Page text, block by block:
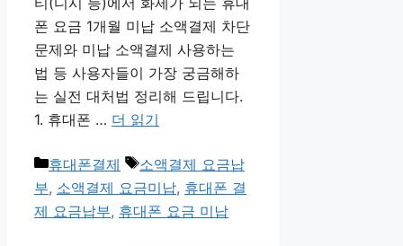
폰 요금 1개월 미납 소액결제 차단
문제와 미납 소액결제 사용하는
법 등 사용자들이 가장 궁금해하
는 실전 대처법 정리해 드립니다.
1. 휴대폰 … 더 읽기
카
테
고
휴대폰결제
태
그
소액결제 요금납
부, 소액결제 요금미납, 휴대폰 결
제 요금납부, 휴대폰 요금 미납